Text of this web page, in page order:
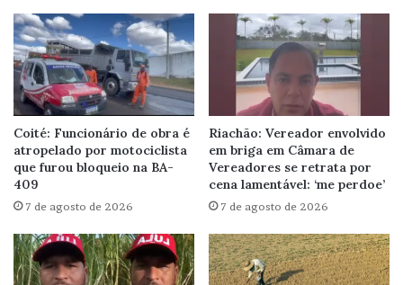
Coité: Funcionário de obra é
atropelado por motociclista
que furou bloqueio na BA-
409
7 de agosto de 2026
Riachão: Vereador envolvido
em briga em Câmara de
Vereadores se retrata por
cena lamentável: ‘me perdoe’
7 de agosto de 2026